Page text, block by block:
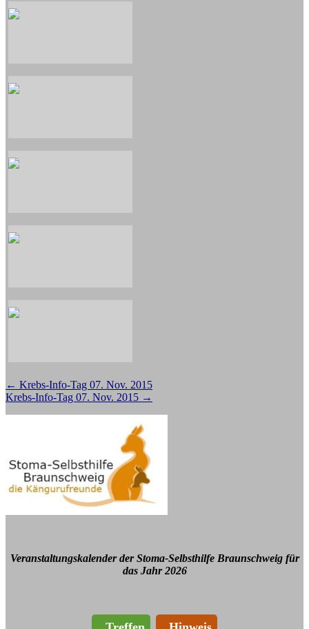
Beitragsnavigation
← Krebs-Info-Tag 07. Nov. 2015
Krebs-Info-Tag 07. Nov. 2015 →
Veranstaltungskalender der Stoma-Selbsthilfe Braunschweig für
das Jahr 2026